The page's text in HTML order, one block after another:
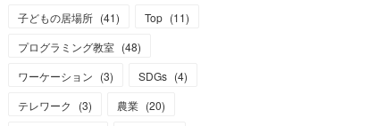
子どもの居場所 (41) Top (11)
プログラミング教室 (48)
ワーケーション (3) SDGs (4)
テレワーク
(3) 農業 (20)